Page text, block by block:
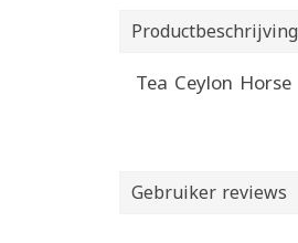
Productbeschrijving
Gebruiker reviews